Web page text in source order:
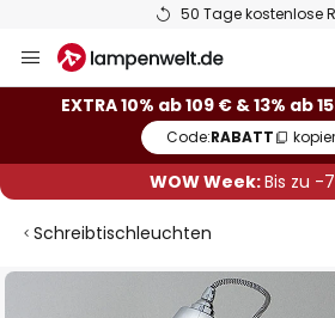
50 Tage kostenlose
Inhalt
springen
EXTRA 10% ab 109 € & 13% ab
Code:RABATT
WOW Week:Bis zu -
Schreibtischleuchten
Zum